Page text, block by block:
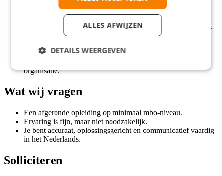
Reiskostenvergoeding en indien nodig een
thuiswerkvergoeding.
Een tijdelijk contract voor 6 maanden voor 32 uur per week.
Heerlijke kantoortijden van 08.00 tot 16.30 uur.
Een open en informele bedrijfscultuur.
organisatie.
Wat wij vragen
Een afgeronde opleiding op minimaal mbo-niveau.
Ervaring is fijn, maar niet noodzakelijk.
Je bent accuraat, oplossingsgericht en communicatief vaardig
in het Nederlands.
Solliciteren
ALLES AFWIJZEN
DETAILS WEERGEVEN